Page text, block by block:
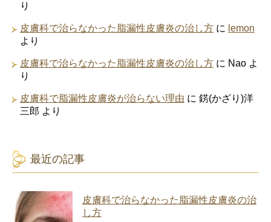
り
皮膚科で治らなかった脂漏性皮膚炎の治し方 に lemon
より
皮膚科で治らなかった脂漏性皮膚炎の治し方 に Nao よ
り
皮膚科で脂漏性皮膚炎が治らない理由 に 錺(かざり)洋
三郎 より
最近の記事
皮膚科で治らなかった脂漏性皮膚炎の治
し方